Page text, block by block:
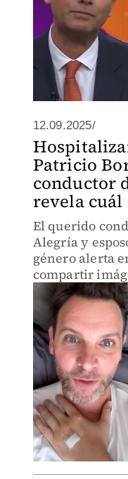
12.09.2025/
Patricio
conductor
revela cuál
El querido
Alegría y
género alerta
compartir